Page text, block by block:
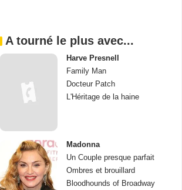
A tourné le plus avec...
Harve Presnell
Family Man
Docteur Patch
L'Héritage de la haine
Madonna
Un Couple presque parfait
Ombres et brouillard
Bloodhounds of Broadway